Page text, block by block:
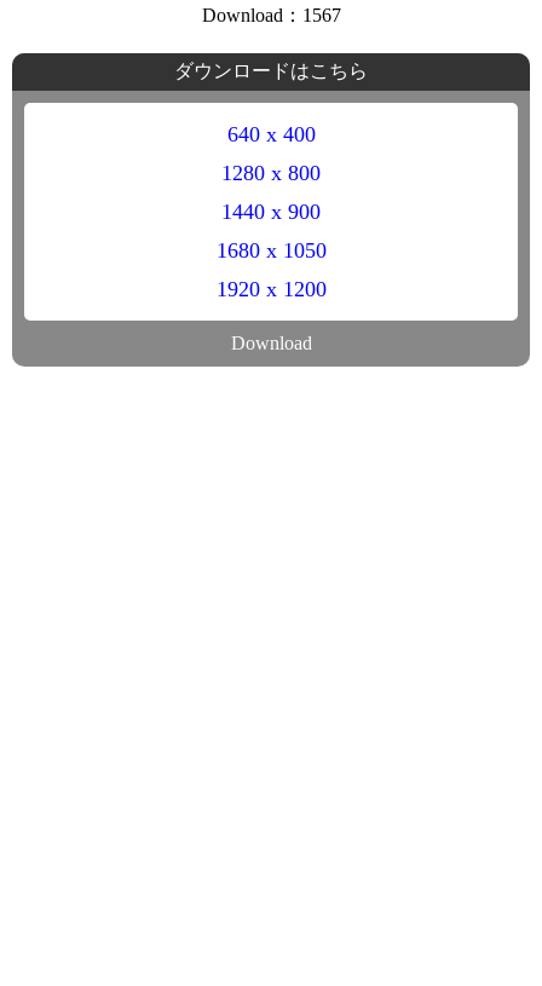
Download：1567
ダウンロードはこちら
640 x 400
1280 x 800
1440 x 900
1680 x 1050
1920 x 1200
Download